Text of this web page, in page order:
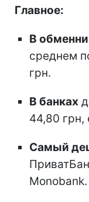
Главное:
В
среднем
грн.
В банках
44,80 грн,
Самый
Monobank.